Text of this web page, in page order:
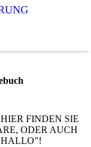
FINDEN SIE
ODER AUCH